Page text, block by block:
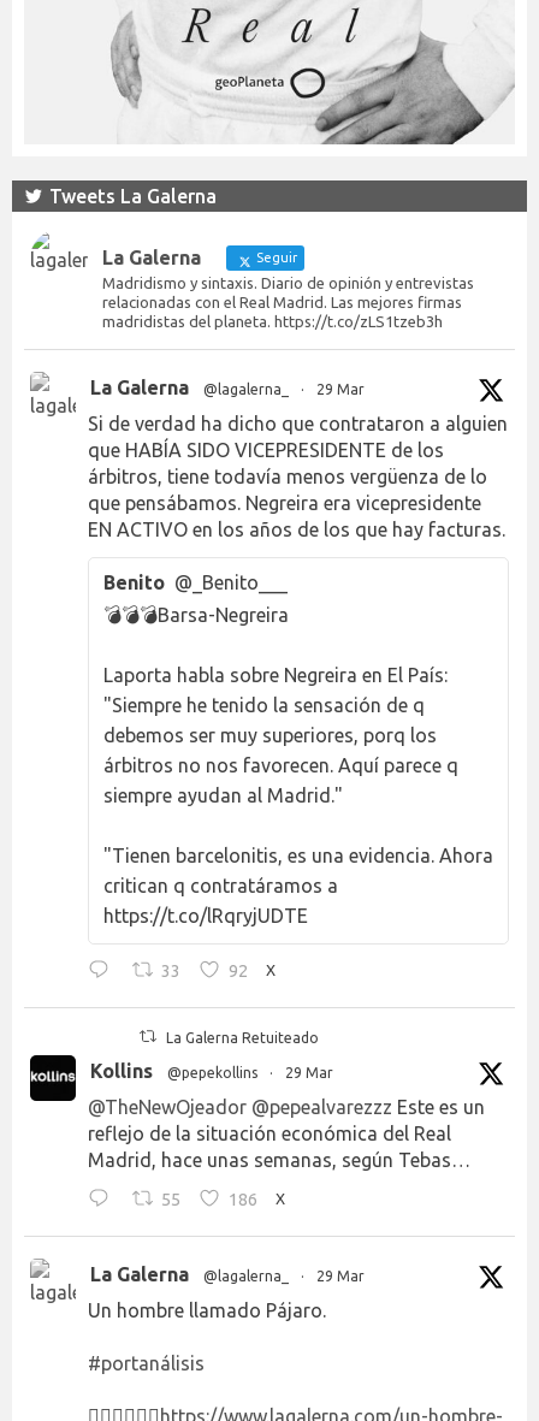
Tweets La Galerna
La Galerna Seguir
Madridismo y sintaxis. Diario de opinión y entrevistas
relacionadas con el Real Madrid. Las mejores firmas
madridistas del planeta. https://t.co/zLS1tzeb3h
La Galerna @lagalerna_ · 29 Mar
Si de verdad ha dicho que contrataron a alguien
que HABÍA SIDO VICEPRESIDENTE de los
árbitros, tiene todavía menos vergüenza de lo
que pensábamos. Negreira era vicepresidente
EN ACTIVO en los años de los que hay facturas.
Benito @_Benito___
💣💣💣Barsa-Negreira
Laporta habla sobre Negreira en El País:
"Siempre he tenido la sensación de q
debemos ser muy superiores, porq los
árbitros no nos favorecen. Aquí parece q
siempre ayudan al Madrid."
"Tienen barcelonitis, es una evidencia. Ahora
critican q contratáramos a
https://t.co/lRqryjUDTE
33 92 X
La Galerna Retuiteado
Kollins @pepekollins · 29 Mar
@TheNewOjeador @pepealvarezzz Este es un
reflejo de la situación económica del Real
Madrid, hace unas semanas, según Tebas…
55 186 X
La Galerna @lagalerna_ · 29 Mar
Un hombre llamado Pájaro.
#portanálisis
👉🏻👉🏻👉🏻 https://www.lagalerna.com/un-hombre-